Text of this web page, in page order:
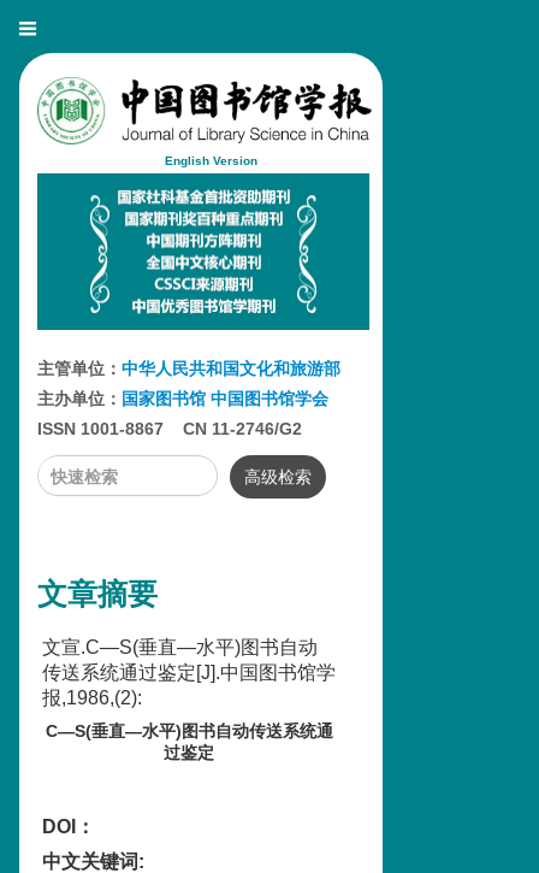
English Version
主管单位： 中华人民共和国文化和旅游部
主办单位： 国家图书馆 中国图书馆学会
ISSN 1001-8867 CN 11-2746/G2
高级检索
文章摘要
文宣.C—S(垂直—水平)图书自动
传送系统通过鉴定[J].中国图书馆学
报,1986,(2):
C—S(垂直—水平)图书自动传送系统通
过鉴定
DOI：
中文关键词: